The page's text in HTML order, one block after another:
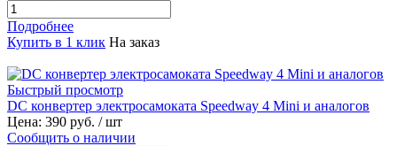
Подробнее
Купить в 1 клик На заказ
Быстрый просмотр
DC конвертер электросамоката Speedway 4 Mini и аналогов
Цена: 390 руб. / шт
Сообщить о наличии